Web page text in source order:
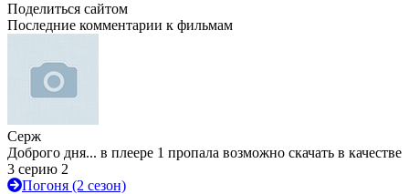
Поделиться сайтом
Последние комментарии к фильмам
Серж
Доброго дня... в плеере 1 пропала возможно скачать в качестве
3 серию 2
Погоня (2 сезон)